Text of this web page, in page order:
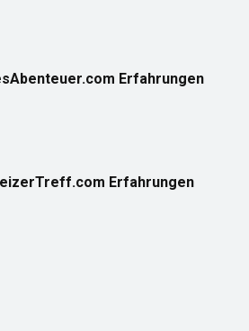
Erfahrungen
Erfahrungen